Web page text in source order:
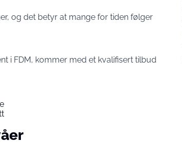
og det betyr at mange for tiden følger
i FDM, kommer med et kvalifisert tilbud